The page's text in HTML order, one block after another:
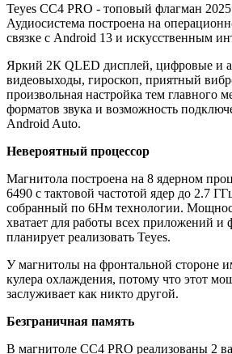
Teyes CC4 PRO - топовый флагман 2025
Аудиосистема построена на
связке с Android 13 и искусственным
Яркий 2К QLED дисплей, цифровые и
видеовыходы, гироскоп, приятный
произвольная настройка тем главного
форматов звука и возможность
Android Auto.
Невероятный процессор
Магнитола построена на 8 ядерном
6490 c тактовой частотой ядер до 2.7
собранный по 6Нм технологии.
хватает для работы всех приложений и
планирует реализовать Teyes.
У магнитолы на фронтальной стороне
кулера охлаждения, потому что этот
заслуживает как никто другой.
Безграничная память
В магнитоле CC4 PRO реализованы 2